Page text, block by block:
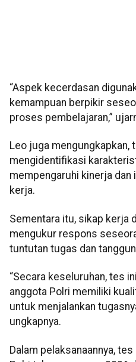
“Aspek kecerdasan
kemampuan berpikir
proses pembelajaran,”
Leo juga
mengidentifikasi
mempengaruhi kinerja dan
kerja.
Sementara itu, sikap kerja
mengukur respons
tuntutan tugas dan
“Secara keseluruhan, tes
anggota Polri memiliki
untuk menjalankan
ungkapnya.
Dalam pelaksanaannya,